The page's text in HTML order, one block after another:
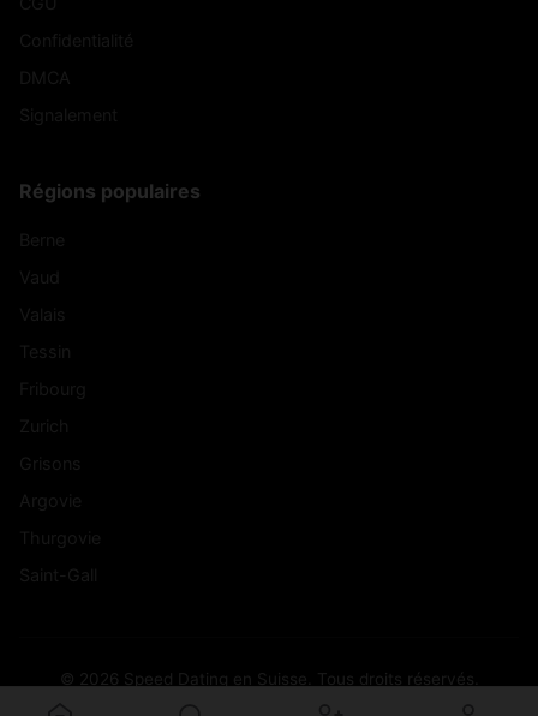
Régions populaires
© 2026 Speed Dating en Suisse. Tous droits réservés.